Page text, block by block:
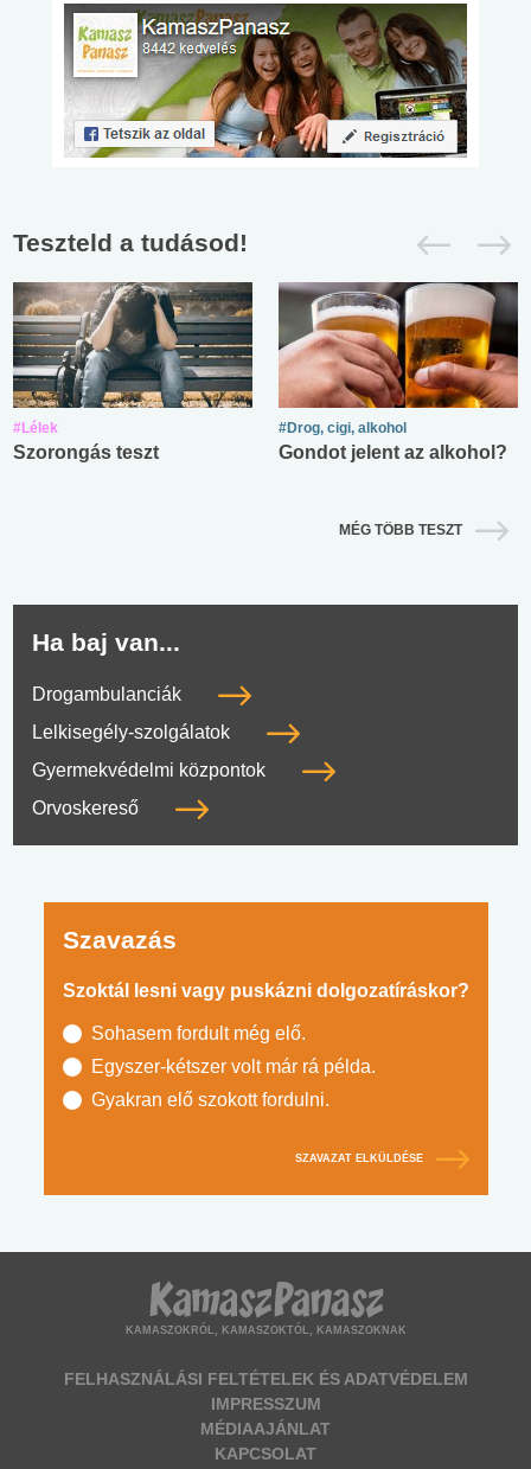
Teszteld a tudásod!
#Lélek
Szorongás teszt
#Drog, cigi, alkohol
Gondot jelent az alkohol?
MÉG TÖBB TESZT
Ha baj van...
Drogambulanciák
Lelkisegély-szolgálatok
Gyermekvédelmi központok
Orvoskereső
Szavazás
Szoktál lesni vagy puskázni dolgozatíráskor?
Sohasem fordult még elő.
Egyszer-kétszer volt már rá példa.
Gyakran elő szokott fordulni.
SZAVAZAT ELKÜLDÉSE
KAMASZOKRÓL, KAMASZOKTÓL, KAMASZOKNAK
FELHASZNÁLÁSI FELTÉTELEK ÉS ADATVÉDELEM
IMPRESSZUM
MÉDIAAJÁNLAT
KAPCSOLAT